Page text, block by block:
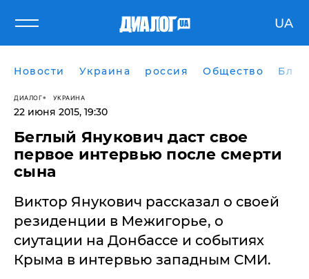
UA
Новости Украина россия Общество
ДИАЛОГ УКРАИНА
22 июня 2015, 19:30
Беглый Янукович даст свое
первое интервью после смерти
сына
Виктор Янукович рассказал о своей
резиденции в Межигорье, о
сиутации на Донбассе и событиях
Крыма в интервью западным СМИ.